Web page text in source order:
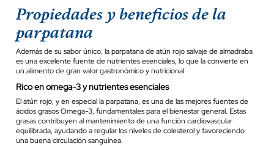
Propiedades y beneficios de la
parpatana
Además de su sabor único, la parpatana de atún rojo salvaje de almadraba
es una excelente fuente de nutrientes esenciales, lo que la convierte en
un alimento de gran valor gastronómico y nutricional.
Rico en omega-3 y nutrientes esenciales
El atún rojo, y en especial la parpatana, es una de las mejores fuentes de
ácidos grasos Omega-3, fundamentales para el bienestar general. Estas
grasas contribuyen al mantenimiento de una función cardiovascular
equilibrada, ayudando a regular los niveles de colesterol y favoreciendo
una buena circulación sanguínea.